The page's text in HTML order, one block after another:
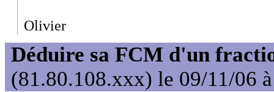
Olivier
Déduire sa FCM d'un
(81.80.108.xxx) le 09/11/06